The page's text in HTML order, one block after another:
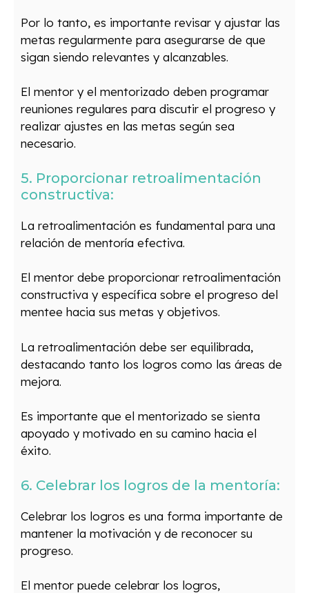
Por lo tanto, es importante revisar y ajustar las
metas regularmente para asegurarse de que
sigan siendo relevantes y alcanzables.
El mentor y el mentorizado deben programar
reuniones regulares para discutir el progreso y
realizar ajustes en las metas según sea
necesario.
5. Proporcionar retroalimentación
constructiva:
La retroalimentación es fundamental para una
relación de mentoría efectiva.
El mentor debe proporcionar retroalimentación
constructiva y específica sobre el progreso del
mentee hacia sus metas y objetivos.
La retroalimentación debe ser equilibrada,
destacando tanto los logros como las áreas de
mejora.
Es importante que el mentorizado se sienta
apoyado y motivado en su camino hacia el
éxito.
6. Celebrar los logros de la mentoría:
Celebrar los logros es una forma importante de
mantener la motivación y de reconocer su
progreso.
El mentor puede celebrar los logros,